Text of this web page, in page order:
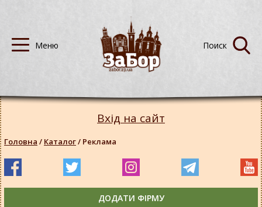
Вхід на сайт
Головна / Каталог/ Реклама
ДОДАТИ ФІРМУ